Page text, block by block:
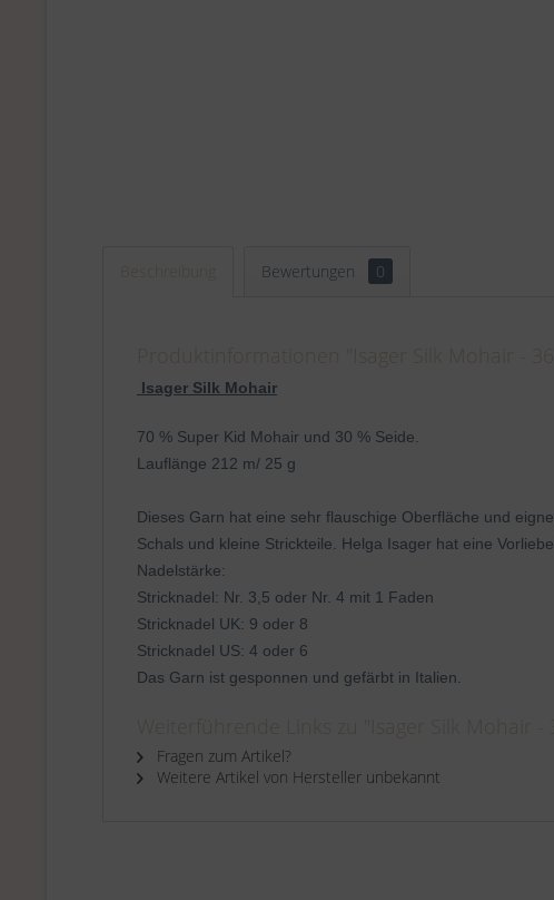
Bewertungen 0
Isager Silk Mohair
70 % Super Kid Mohair und 30 % Seide.
Lauflänge 212 m/ 25 g
Dieses Garn hat eine sehr flauschige Oberfläche und
Schals und kleine Strickteile. Helga Isager hat eine
Nadelstärke:
Stricknadel: Nr. 3,5 oder Nr. 4 mit 1 Faden
Stricknadel UK: 9 oder 8
Stricknadel US: 4 oder 6
Das Garn ist gesponnen und gefärbt in Italien.
Fragen zum Artikel?
Weitere Artikel von Hersteller unbekannt